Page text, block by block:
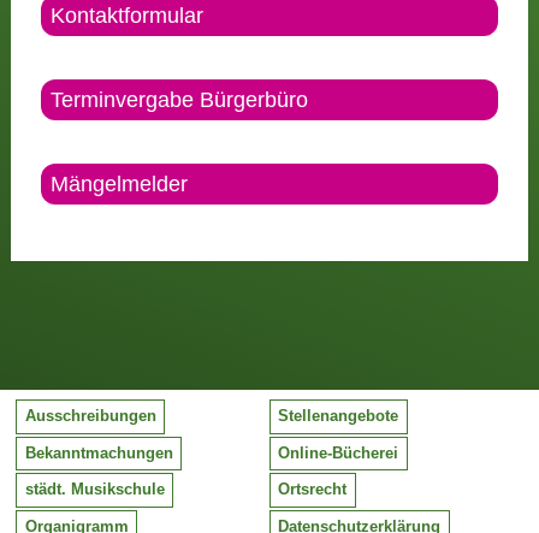
Kontaktformular
Terminvergabe Bürgerbüro
Mängelmelder
Ausschreibungen Stellenangebote
Bekanntmachungen Online-Bücherei
städt. Musikschule Ortsrecht
Organigramm Datenschutzerklärung